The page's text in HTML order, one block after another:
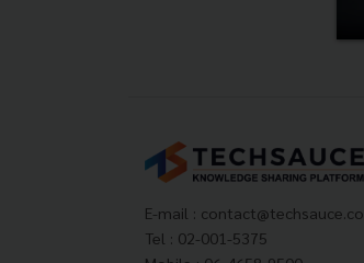
E-mail : contact@techsauce.co
Tel : 02-001-5375